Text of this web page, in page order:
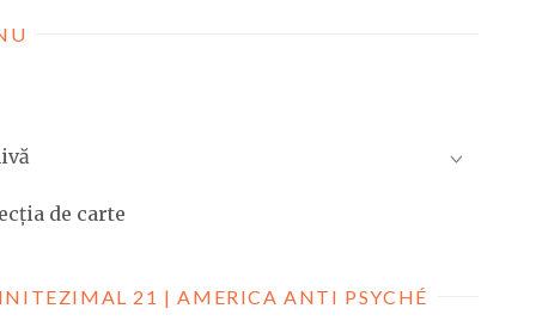
de carte
21 | AMERICA ANTI PSYCHÉ